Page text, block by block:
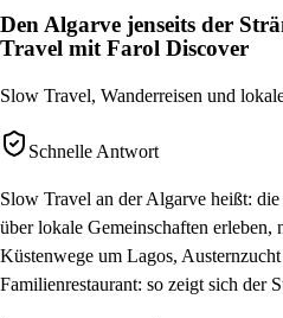
Den Algarve jenseits der
Travel mit Farol Discover
Slow Travel, Wanderreisen und
Schnelle Antwort
Slow Travel an der Algarve heißt:
über lokale Gemeinschaften
Küstenwege um Lagos,
Familienrestaurant: so zeigt sich der